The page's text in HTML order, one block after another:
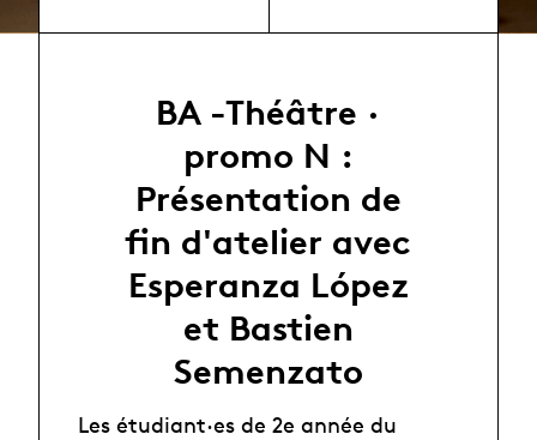
BA -Théâtre ·
promo N :
Présentation de
fin d'atelier avec
Esperanza López
et Bastien
Semenzato
Les étudiant·es de 2e année du